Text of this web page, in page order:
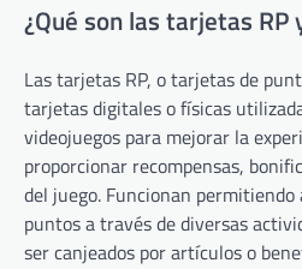
¿Qué son las tarjetas RP
Las tarjetas RP, o tarjetas de
tarjetas digitales o físicas
videojuegos para mejorar la
proporcionar recompensas,
del juego. Funcionan permitiendo
puntos a través de diversas
ser canjeados por artículos o